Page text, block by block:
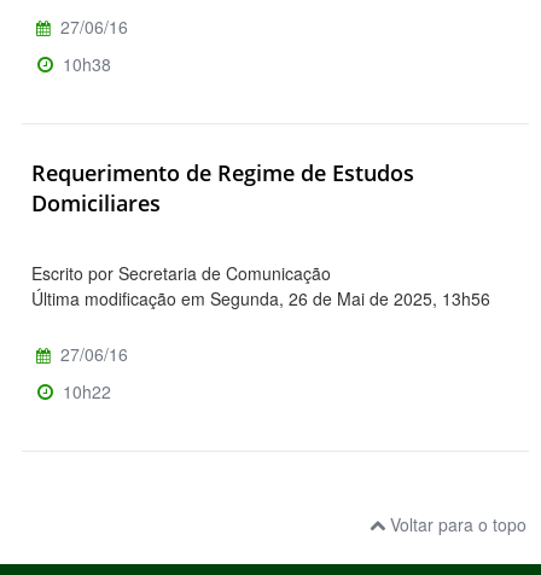
27/06/16
10h38
Requerimento de Regime de Estudos
Domiciliares
Escrito por Secretaria de Comunicação
Última modificação em Segunda, 26 de Mai de 2025, 13h56
27/06/16
10h22
Voltar para o topo